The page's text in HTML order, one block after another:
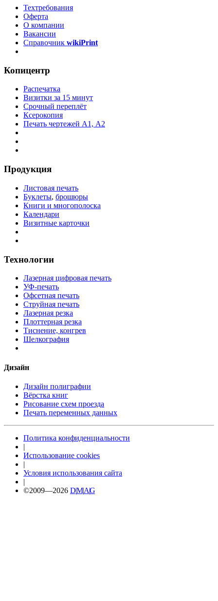
Техтребования
Оферта
О компании
Вакансии
Справочник wikiPrint
Копицентр
Распечатка
Визитки за 15 минут
Срочный переплёт
Ксерокопия
Печать чертежей А1, А2
Продукция
Листовая печать
Буклеты, брошюры
Книги и многополоска
Календари
Визитные карточки
Технологии
Лазерная цифровая печать
УФ-печать
Офсетная печать
Струйная печать
Лазерная резка
Плоттерная резка
Тиснение, конгрев
Шелкография
Дизайн
Дизайн полиграфии
Вёрстка книг
Рисование схем проезда
Печать переменных данных
Политика конфиденциальности
|
Использование cookies
|
Условия использования сайта
|
©2009—2026 D|M|A|G